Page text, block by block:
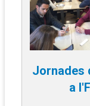
Jornades
a